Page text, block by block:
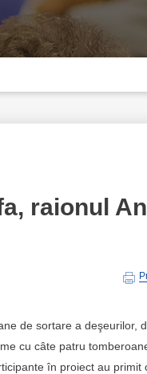
raionul
de sortare a deşeurilor,
cu câte patru
în proiect au primit